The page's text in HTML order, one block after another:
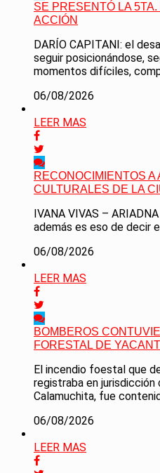
SE PRESENTÓ LA
ACCIÓN
DARÍO CAPITANI: el
seguir posicionándose,
momentos difíciles,
06/08/2026
LEER MAS
RECONOCIMIENTOS A
CULTURALES DE LA
IVANA VIVAS –
además es eso de decir
06/08/2026
LEER MAS
BOMBEROS
FORESTAL DE
El incendio foestal que
registraba en
Calamuchita, fue
06/08/2026
LEER MAS